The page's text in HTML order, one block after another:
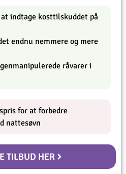
indtage kosttilskuddet på
endnu nemmere og mere
råvarer i
for at forbedre
nattesøvn
TILBUD HER